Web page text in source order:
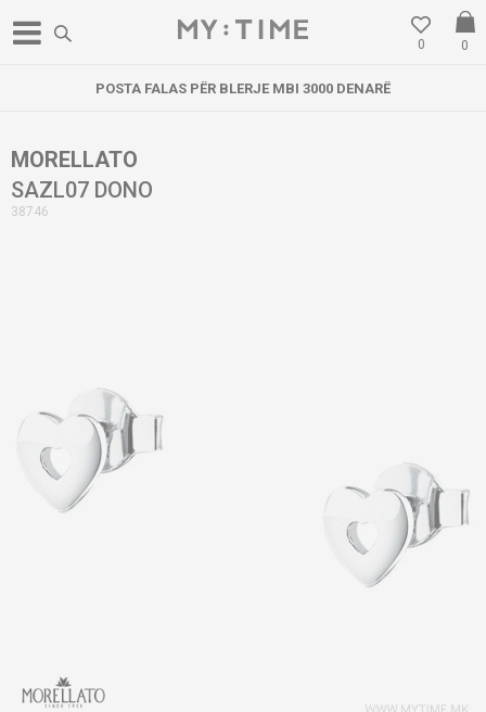
0
0
POSTA FALAS PËR BLERJE MBI 3000 DENARË
MORELLATO
SAZL07 DONO
38746